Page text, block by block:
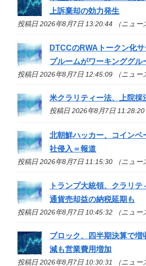
上訴棄却の効力発生
投稿日 2026年8月7日 13:20:44 （ニュー
DTCCのRWAトークン化サ
プルームがワーキンググル
投稿日 2026年8月7日 12:45:09 （ニュー
米クラリティー法、上院採
投稿日 2026年8月7日 11:28:20
北朝鮮ハッカー、コイン
社侵入＝報道
投稿日 2026年8月7日 11:15:30 （ニュー
トランプ大統領、クラリ
通貨売却益の納税延期も
投稿日 2026年8月7日 10:45:32 （ニュー
ブロック、四半期決算で
減も営業費用増加
投稿日 2026年8月7日 10:30:31 （ニュー